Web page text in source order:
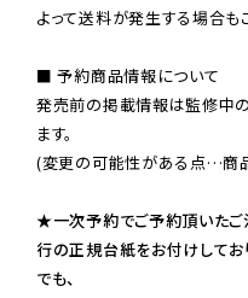
よって送料が発生する場合も
■ 予約商品情報について
発売前の掲載情報は監修中
ます。
(変更の可能性がある点…商品
★一次予約でご予約頂いたご
行の正規台紙をお付けしてお
でも、